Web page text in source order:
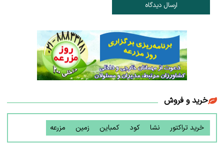
ارسال دیدگاه
خرید و فروش
خرید تراکتور نشا کود کمباین زمین مزرعه